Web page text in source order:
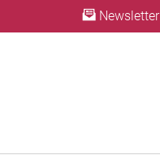
Newsletter